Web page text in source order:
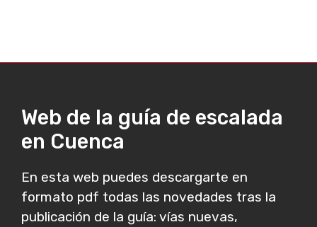
Web de la guía de escalada
en Cuenca
En esta web puedes descargarte en
formato pdf todas las novedades tras la
publicación de la guía: vías nuevas,